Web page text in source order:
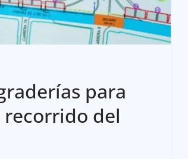
para
recorrido del